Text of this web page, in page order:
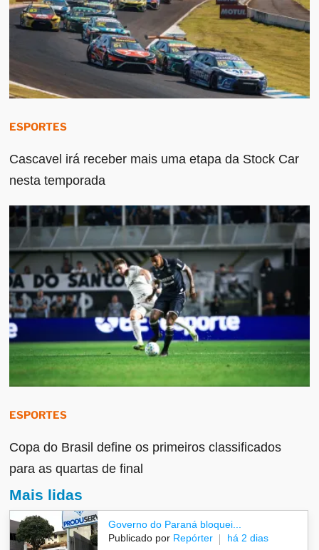
ESPORTES
Cascavel irá receber mais uma etapa da Stock Car
nesta temporada
ESPORTES
Copa do Brasil define os primeiros classificados
para as quartas de final
Mais lidas
Governo do Paraná bloquei...
Publicado por Repórter há 2 dias